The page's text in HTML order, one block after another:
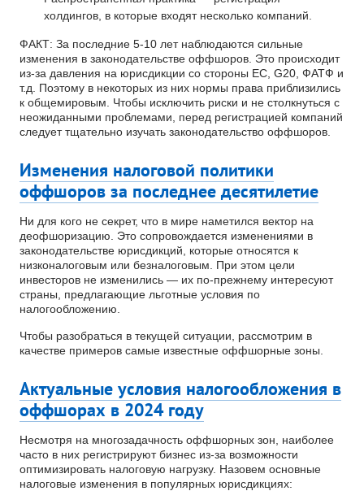
холдингов, в которые входят несколько компаний.
ФАКТ: За последние 5-10 лет наблюдаются сильные
изменения в законодательстве оффшоров. Это происходит
из-за давления на юрисдикции со стороны ЕС, G20, ФАТФ и
т.д. Поэтому в некоторых из них нормы права приблизились
к общемировым. Чтобы исключить риски и не столкнуться с
неожиданными проблемами, перед регистрацией компаний
следует тщательно изучать законодательство оффшоров.
Изменения налоговой политики
оффшоров за последнее десятилетие
Ни для кого не секрет, что в мире наметился вектор на
деофшоризацию. Это сопровождается изменениями в
законодательстве юрисдикций, которые относятся к
низконалоговым или безналоговым. При этом цели
инвесторов не изменились — их по-прежнему интересуют
страны, предлагающие льготные условия по
налогообложению.
Чтобы разобраться в текущей ситуации, рассмотрим в
качестве примеров самые известные оффшорные зоны.
Актуальные условия налогообложения в
оффшорах в 2024 году
Несмотря на многозадачность оффшорных зон, наиболее
часто в них регистрируют бизнес из-за возможности
оптимизировать налоговую нагрузку. Назовем основные
налоговые изменения в популярных юрисдикциях: